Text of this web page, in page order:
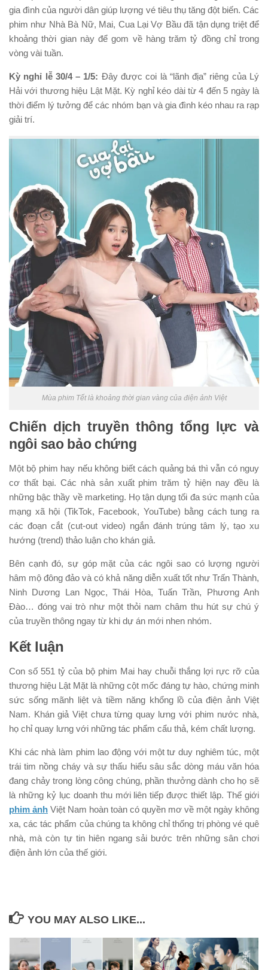
gia đình của người dân giúp lượng vé tiêu thụ tăng đột biến. Các
phim như Nhà Bà Nữ, Mai, Cua Lại Vợ Bầu đã tận dụng triệt để
khoảng thời gian này để gom về hàng trăm tỷ đồng chỉ trong
vòng vài tuần.
Kỳ nghỉ lễ 30/4 – 1/5: Đây được coi là “lãnh địa” riêng của Lý
Hải với thương hiệu Lật Mặt. Kỳ nghỉ kéo dài từ 4 đến 5 ngày là
thời điểm lý tưởng để các nhóm bạn và gia đình kéo nhau ra rạp
giải trí.
Mùa phim Tết là khoảng thời gian vàng của điện ảnh Việt
Chiến dịch truyền thông tổng lực và
ngôi sao bảo chứng
Một bộ phim hay nếu không biết cách quảng bá thì vẫn có nguy
cơ thất bại. Các nhà sản xuất phim trăm tỷ hiện nay đều là
những bậc thầy về marketing. Họ tận dụng tối đa sức mạnh của
mạng xã hội (TikTok, Facebook, YouTube) bằng cách tung ra
các đoạn cắt (cut-out video) ngắn đánh trúng tâm lý, tạo xu
hướng (trend) thảo luận cho khán giả.
Bên cạnh đó, sự góp mặt của các ngôi sao có lượng người
hâm mộ đông đảo và có khả năng diễn xuất tốt như Trấn Thành,
Ninh Dương Lan Ngọc, Thái Hòa, Tuấn Trần, Phương Anh
Đào… đóng vai trò như một thỏi nam châm thu hút sự chú ý
của truyền thông ngay từ khi dự án mới nhen nhóm.
Kết luận
Con số 551 tỷ của bộ phim Mai hay chuỗi thắng lợi rực rỡ của
thương hiệu Lật Mặt là những cột mốc đáng tự hào, chứng minh
sức sống mãnh liệt và tiềm năng khổng lồ của điện ảnh Việt
Nam. Khán giả Việt chưa từng quay lưng với phim nước nhà,
họ chỉ quay lưng với những tác phẩm cẩu thả, kém chất lượng.
Khi các nhà làm phim lao động với một tư duy nghiêm túc, một
trái tim nồng cháy và sự thấu hiểu sâu sắc dòng máu văn hóa
đang chảy trong lòng công chúng, phần thưởng dành cho họ sẽ
là những kỷ lục doanh thu mới liên tiếp được thiết lập. Thế giới
phim ảnh Việt Nam hoàn toàn có quyền mơ về một ngày không
xa, các tác phẩm của chúng ta không chỉ thống trị phòng vé quê
nhà, mà còn tự tin hiên ngang sải bước trên những sân chơi
điện ảnh lớn của thế giới.
YOU MAY ALSO LIKE...